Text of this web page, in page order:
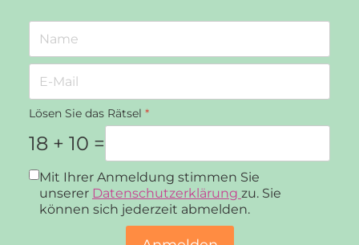
Lösen Sie das Rätsel *
18 + 10 =
Datenschutz*
Mit Ihrer Anmeldung stimmen Sie
unserer Datenschutzerklärung zu. Sie
können sich jederzeit abmelden.